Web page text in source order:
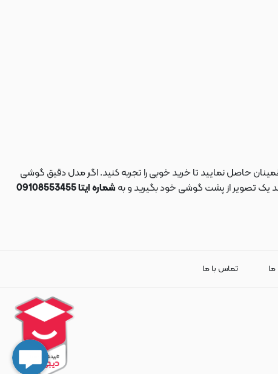
حاصل نمایید تا خرید خوبی را تجربه کنید. اگر مدل دقیق گوشی
یک تصویر از پشت گوشی خود بگیرید و به شماره ایتا 09108553455
ما تماس با ما